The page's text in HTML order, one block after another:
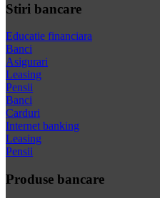
Stiri bancare
Educatie financiara
Banci
Asigurari
Leasing
Pensii
Banci
Carduri
Internet banking
Leasing
Pensii
Produse bancare